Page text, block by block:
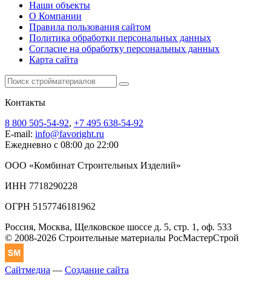
Наши объекты
О Компании
Правила пользования сайтом
Политика обработки персональных данных
Согласие на обработку персональных данных
Карта сайта
Контакты
8 800 505-54-92, +7 495 638-54-92
E-mail: info@favoright.ru
Ежедневно с 08:00 до 22:00
ООО «Комбинат Строительных Изделий»
ИНН 7718290228
ОГРН 5157746181962
Россия, Москва, Щелковское шоссе д. 5, стр. 1, оф. 533
© 2008-2026 Строительные материалы РосМастерСтрой
Сайтмедиа — Создание сайта